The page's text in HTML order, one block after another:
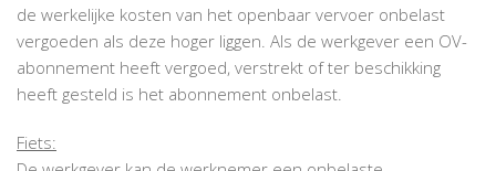
de werkelijke kosten van het openbaar vervoer onbelast
vergoeden als deze hoger liggen. Als de werkgever een OV-
abonnement heeft vergoed, verstrekt of ter beschikking
heeft gesteld is het abonnement onbelast.
Fiets: